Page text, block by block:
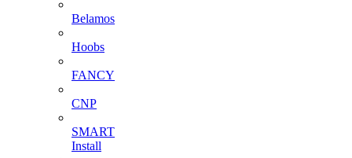
Belamos
Hoobs
FANCY
CNP
SMART
Install